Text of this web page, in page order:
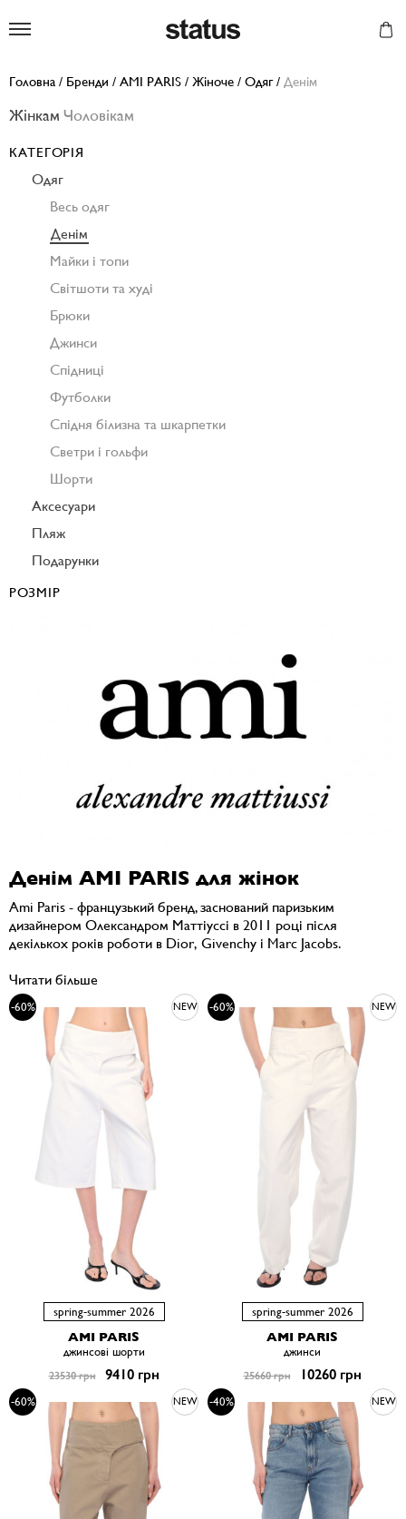
Головна / Бренди / AMI PARIS / Жіноче / Одяг/ Денім
Денім AMI PARIS для жінок
Ami Paris - французький бренд, заснований паризьким
дизайнером Олександром Маттіуссі в 2011 році після
декількох років роботи в Dior, Givenchy і Marc Jacobs.
Читати більше
-60% NEW
spring-summer 2026
AMI PARIS
джинсові шорти
23530 грн 9410 грн
-60% NEW
spring-summer 2026
AMI PARIS
джинси
25660 грн 10260 грн
-60% NEW -40% NEW
Жінкам Чоловікам
КАТЕГОРІЯ
Одяг
Весь одяг
Денім
Майки і топи
Світшоти та худі
Брюки
Джинси
Спідниці
Футболки
Спідня білизна та шкарпетки
Светри і гольфи
Шорти
Аксесуари
Пляж
Подарунки
РОЗМІР